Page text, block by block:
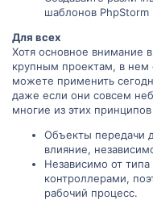
шаблонов PhpStorm
Для всех
Хотя основное внимание
крупным проектам, в нем
можете применить
даже если они совсем
многие из этих
Объекты передачи
влияние,
Независимо от
контроллерами,
рабочий процесс.